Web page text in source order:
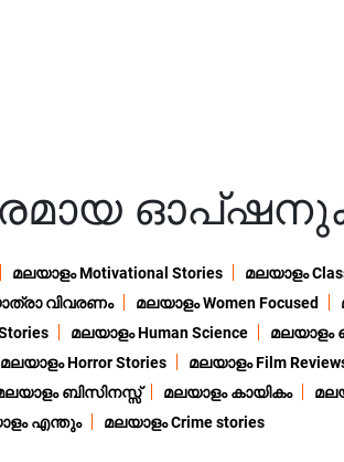
മലയാളം Motivational Stories മലയാളം
വിവരണം മലയാളം Women Focused
മലയാളം Human Science
മലയാളം Horror Stories മലയാളം Film
ബിസിനസ്സ് മലയാളം കായികം
എന്തും മലയാളം Crime stories